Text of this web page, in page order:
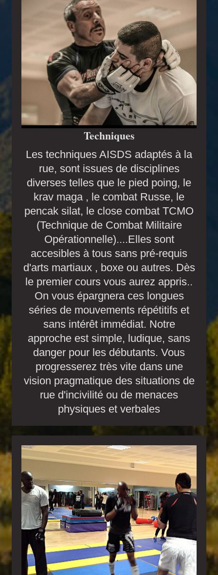
Techniques
Les techniques AISDS adaptés à la
rue, sont issues de disciplines
diverses telles que le pied poing, le
krav maga , le combat Russe, le
pencak silat, le close combat TCMO
(Technique de Combat Militaire
Opérationnelle)....Elles sont
accesibles à tous sans pré-requis
d'arts martiaux , boxe ou autres. Dès
le premier cours vous aurez appris..
On vous épargnera ces longues
séries de mouvements répétitifs et
sans intérêt immédiat. Notre
approche est simple, ludique, sans
danger pour les débutants. Vous
progresserez très vite dans une
vision pragmatique des situations de
rue d'incivilité ou de menaces
physiques et verbales